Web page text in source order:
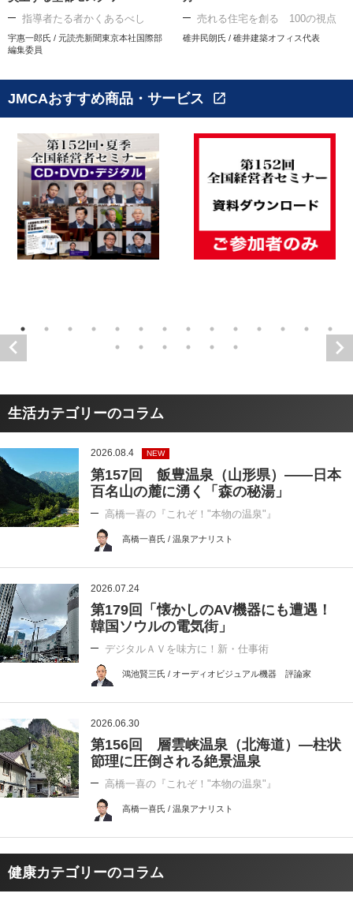
指導者たる者かくあるべし
宇惠一郎氏 / 元読売新聞東京本社国際部
編集委員
売れる住宅を創る 100の視点
碓井民朗氏 / 碓井建築オフィス代表
JMCAおすすめ商品・サービス open_in_new
生活カテゴリーのコラム
2026.08.4 NEW
第157回 飯豊温泉（山形県）――日本
百名山の麓に湧く「森の秘湯」
高橋一喜の『これぞ！"本物の温泉"』
高橋一喜氏 / 温泉アナリスト
2026.07.24
第179回「懐かしのAV機器にも遭遇！
韓国ソウルの電気街」
デジタルＡＶを味方に！新・仕事術
鴻池賢三氏 / オーディオビジュアル機器 評論家
2026.06.30
第156回 層雲峡温泉（北海道）―柱状
節理に圧倒される絶景温泉
高橋一喜の『これぞ！"本物の温泉"』
高橋一喜氏 / 温泉アナリスト
健康カテゴリーのコラム